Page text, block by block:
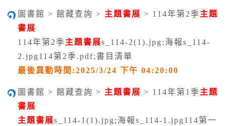
圖書館 > 館藏查詢 > 主題書展 > 114年第2季 主題
書展
114年第2季 主題書展s_114-2(1).jpg;海報s_114-
2.jpg114第2季.pdf;書目清單
最後異動時間:2025/3/24 下午 04:20:00
圖書館 > 館藏查詢 > 主題書展 > 114年第1季 主題
書展
主題書展s_114-1(1).jpg;海報s_114-1.jpg114第一